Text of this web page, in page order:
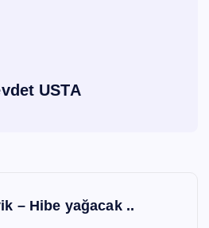
USTA
– Hibe yağacak ..